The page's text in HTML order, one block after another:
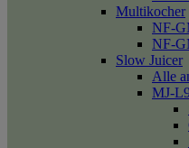
Multikocher
NF-
NF-
Slow Juicer
Alle
MJ-